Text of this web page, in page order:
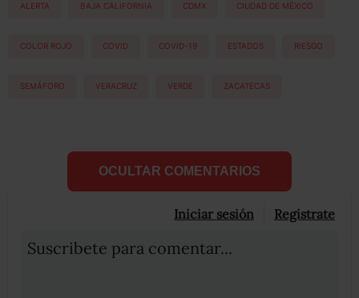
ALERTA BAJA CALIFORNIA CDMX CIUDAD DE MÉXICO
COLOR ROJO COVID COVID-19 ESTADOS RIESGO
SEMÁFORO VERACRUZ VERDE ZACATECAS
OCULTAR COMENTARIOS
Iniciar sesión Registrate
Suscribete para comentar...